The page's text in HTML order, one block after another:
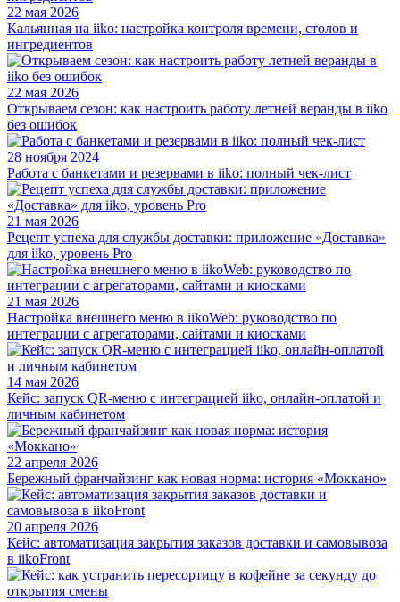
22 мая 2026
Кальянная на iiko: настройка контроля времени, столов и
ингредиентов
22 мая 2026
Открываем сезон: как настроить работу летней веранды в iiko
без ошибок
28 ноября 2024
Работа с банкетами и резервами в iiko: полный чек-лист
21 мая 2026
Рецепт успеха для службы доставки: приложение «Доставка»
для iiko, уровень Pro
21 мая 2026
Настройка внешнего меню в iikoWeb: руководство по
интеграции с агрегаторами, сайтами и киосками
14 мая 2026
Кейс: запуск QR-меню с интеграцией iiko, онлайн-оплатой и
личным кабинетом
22 апреля 2026
Бережный франчайзинг как новая норма: история «Моккано»
20 апреля 2026
Кейс: автоматизация закрытия заказов доставки и самовывоза
в iikoFront